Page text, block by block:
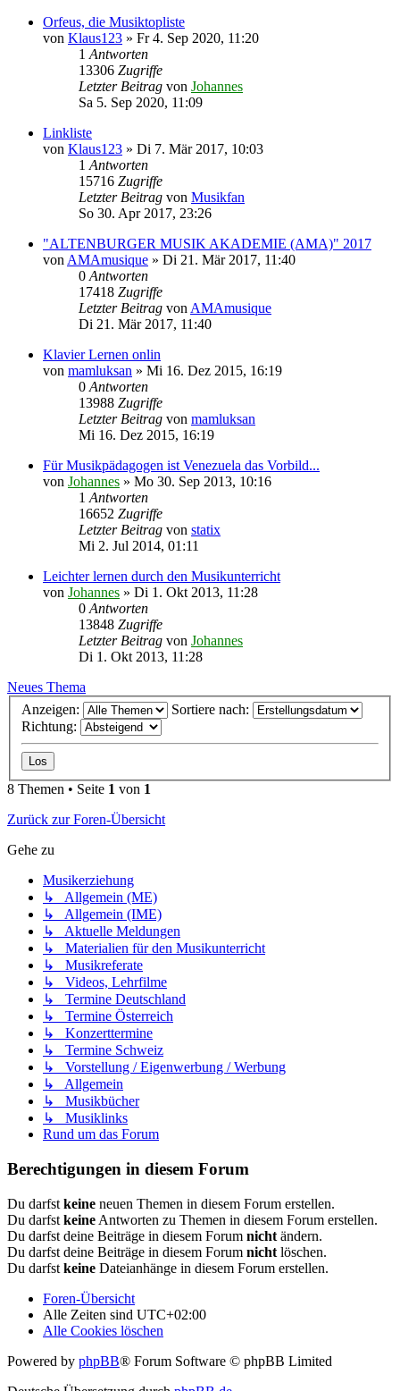
Orfeus, die Musiktopliste
von Klaus123 » Fr 4. Sep 2020, 11:20
1 Antworten
13306 Zugriffe
Letzter Beitrag von Johannes
Sa 5. Sep 2020, 11:09
Linkliste
von Klaus123 » Di 7. Mär 2017, 10:03
1 Antworten
15716 Zugriffe
Letzter Beitrag von Musikfan
So 30. Apr 2017, 23:26
"ALTENBURGER MUSIK AKADEMIE (AMA)" 2017
von AMAmusique » Di 21. Mär 2017, 11:40
0 Antworten
17418 Zugriffe
Letzter Beitrag von AMAmusique
Di 21. Mär 2017, 11:40
Klavier Lernen onlin
von mamluksan » Mi 16. Dez 2015, 16:19
0 Antworten
13988 Zugriffe
Letzter Beitrag von mamluksan
Mi 16. Dez 2015, 16:19
Für Musikpädagogen ist Venezuela das Vorbild...
von Johannes » Mo 30. Sep 2013, 10:16
1 Antworten
16652 Zugriffe
Letzter Beitrag von statix
Mi 2. Jul 2014, 01:11
Leichter lernen durch den Musikunterricht
von Johannes » Di 1. Okt 2013, 11:28
0 Antworten
13848 Zugriffe
Letzter Beitrag von Johannes
Di 1. Okt 2013, 11:28
Neues Thema
Anzeigen:
Sortiere nach:
Richtung:
8 Themen • Seite 1 von 1
Zurück zur Foren-Übersicht
Gehe zu
Musikerziehung
↳ Allgemein (ME)
↳ Allgemein (IME)
↳ Aktuelle Meldungen
↳ Materialien für den Musikunterricht
↳ Musikreferate
↳ Videos, Lehrfilme
↳ Termine Deutschland
↳ Termine Österreich
↳ Konzerttermine
↳ Termine Schweiz
↳ Vorstellung / Eigenwerbung / Werbung
↳ Allgemein
↳ Musikbücher
↳ Musiklinks
Rund um das Forum
Berechtigungen in diesem Forum
Du darfst keine neuen Themen in diesem Forum erstellen.
Du darfst keine Antworten zu Themen in diesem Forum erstellen.
Du darfst deine Beiträge in diesem Forum nicht ändern.
Du darfst deine Beiträge in diesem Forum nicht löschen.
Du darfst keine Dateianhänge in diesem Forum erstellen.
Foren-Übersicht
Alle Zeiten sind UTC+02:00
Alle Cookies löschen
Powered by phpBB® Forum Software © phpBB Limited